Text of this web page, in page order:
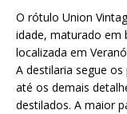
O rótulo Union
idade, maturado em
localizada em
A destilaria segue
até os demais
destilados. A maior